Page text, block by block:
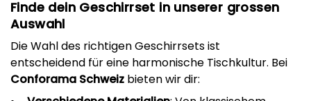
Finde dein Geschirrset in unserer grossen
Auswahl
Die Wahl des richtigen Geschirrsets ist
entscheidend für eine harmonische Tischkultur. Bei
Conforama Schweiz bieten wir dir: